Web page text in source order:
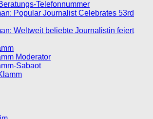
Telefonnummer
Popular Journalist Celebrates 53rd
Weltweit beliebte Journalistin feiert
Moderator
Sabaot